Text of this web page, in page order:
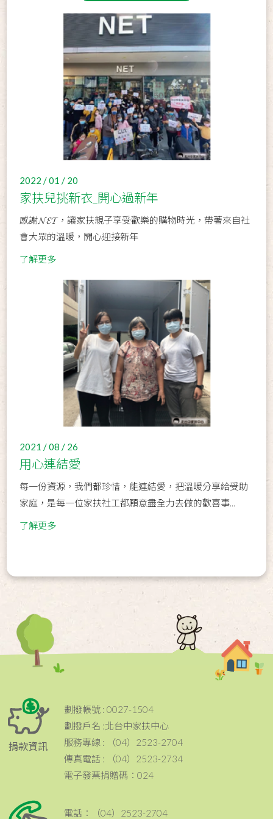
2022 / 01 / 20
家扶兒挑新衣_開心過新年
感謝𝓝𝓔𝓣，讓家扶親子享受歡樂的購物時光，帶著來自社
會大眾的溫暖，開心迎接新年
了解更多
2021 / 08 / 26
用心連結愛
每一份資源，我們都珍惜，能連結愛，把溫暖分享給受助
家庭，是每一位家扶社工都願意盡全力去做的歡喜事...
了解更多
捐款資訊
劃撥帳號 : 0027-1504
劃撥戶名 :北台中家扶中心
服務專線 : （04）2523-2704
傳真電話 : （04）2523-2734
電子發票捐贈碼：024
電話：（04）2523-2704